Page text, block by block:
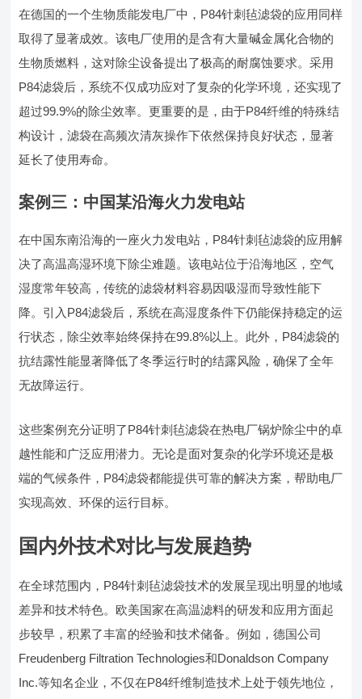
在德国的一个生物质能发电厂中，P84针刺毡滤袋的应用同样
取得了显著成效。该电厂使用的是含有大量碱金属化合物的
生物质燃料，这对除尘设备提出了极高的耐腐蚀要求。采用
P84滤袋后，系统不仅成功应对了复杂的化学环境，还实现了
超过99.9%的除尘效率。更重要的是，由于P84纤维的特殊结
构设计，滤袋在高频次清灰操作下依然保持良好状态，显著
延长了使用寿命。
案例三：中国某沿海火力发电站
在中国东南沿海的一座火力发电站，P84针刺毡滤袋的应用解
决了高温高湿环境下除尘难题。该电站位于沿海地区，空气
湿度常年较高，传统的滤袋材料容易因吸湿而导致性能下
降。引入P84滤袋后，系统在高湿度条件下仍能保持稳定的运
行状态，除尘效率始终保持在99.8%以上。此外，P84滤袋的
抗结露性能显著降低了冬季运行时的结露风险，确保了全年
无故障运行。
这些案例充分证明了P84针刺毡滤袋在热电厂锅炉除尘中的卓
越性能和广泛应用潜力。无论是面对复杂的化学环境还是极
端的气候条件，P84滤袋都能提供可靠的解决方案，帮助电厂
实现高效、环保的运行目标。
国内外技术对比与发展趋势
在全球范围内，P84针刺毡滤袋技术的发展呈现出明显的地域
差异和技术特色。欧美国家在高温滤料的研发和应用方面起
步较早，积累了丰富的经验和技术储备。例如，德国公司
Freudenberg Filtration Technologies和Donaldson Company
Inc.等知名企业，不仅在P84纤维制造技术上处于领先地位，